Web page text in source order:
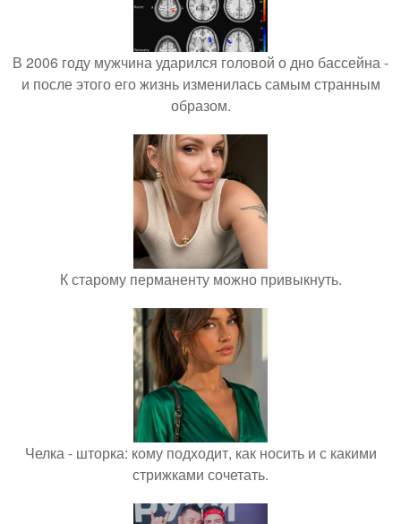
В 2006 году мужчина ударился головой о дно бассейна -
и после этого его жизнь изменилась самым странным
образом.
К старому перманенту можно привыкнуть.
Челка - шторка: кому подходит, как носить и с какими
стрижками сочетать.